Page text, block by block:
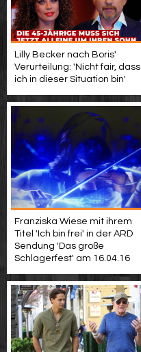
Lilly Becker nach Boris'
Verurteilung: 'Nicht fair, dass
ich in dieser Situation bin'
Franziska Wiese mit ihrem
Titel 'Ich bin frei' in der ARD
Sendung 'Das große
Schlagerfest' am 16.04.16